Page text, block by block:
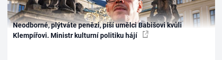
Neodborné, plýtváte penězi, píší umělci Babišovi kvůli
Klempířovi. Ministr kulturní politiku hájí